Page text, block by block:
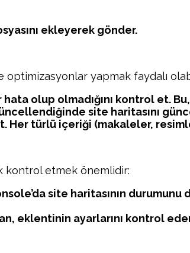
ekleyerek gönder.
optimizasyonlar yapmak faydalı
olup olmadığını kontrol et.
site haritasını
Her türlü içeriği (makaleler,
kontrol etmek önemlidir:
site haritasının
eklentinin ayarlarını kontrol